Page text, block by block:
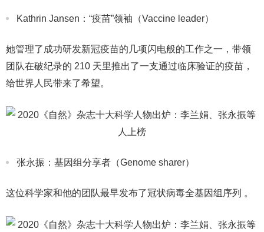
Kathrin Jansen：“疫苗”领袖（Vaccine leader）
她管理了成功研发新冠疫苗的几项闪电般的工作之一，带领
团队在破纪录的 210 天里推出了一支通过临床验证的疫苗，
给世界人民带来了希望。
张永振：基因组分享者（Genome sharer）
这位科学家和他的团队最早发布了冠状病毒全基因组序列 。